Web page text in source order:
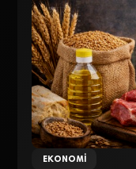
EKONOMI